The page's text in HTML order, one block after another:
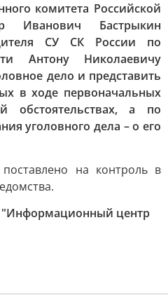
комитета Российской
Иванович Бастрыкин
СУ СК России по
Антону Николаевичу
дело и представить
в ходе первоначальных
обстоятельствах, а по
уголовного дела – о его
на контроль в
центр